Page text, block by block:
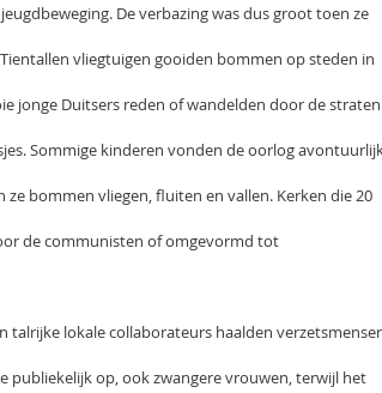
De verbazing was dus groot toen ze
vliegtuigen gooiden bommen op steden in
jonge Duitsers reden of wandelden door de straten
Sommige kinderen vonden de oorlog
bommen vliegen, fluiten en vallen. Kerken die 20
de communisten of omgevormd tot
talrijke lokale collaborateurs haalden
publiekelijk op, ook zwangere vrouwen, terwijl het